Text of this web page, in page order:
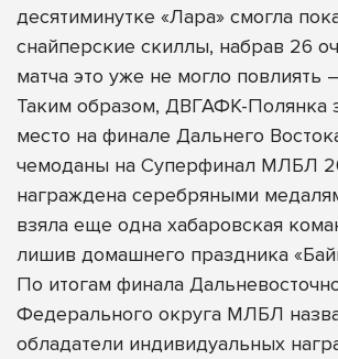
десятиминутке «Лара» смогла
снайперские скиллы, набрав 26
матча это уже не могло повлиять
Таким образом, ДВГАФК-Полянка
место на финале Дальнего
чемоданы на Суперфинал МЛБЛ
награждена серебряными
взяла еще одна хабаровская
лишив домашнего праздника
По итогам финала
Федерального округа МЛБЛ
обладатели индивидуальных